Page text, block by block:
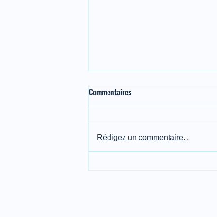
🔒 Sécurisez au maximum l'achat
Commentaires
Rédigez un commentaire...